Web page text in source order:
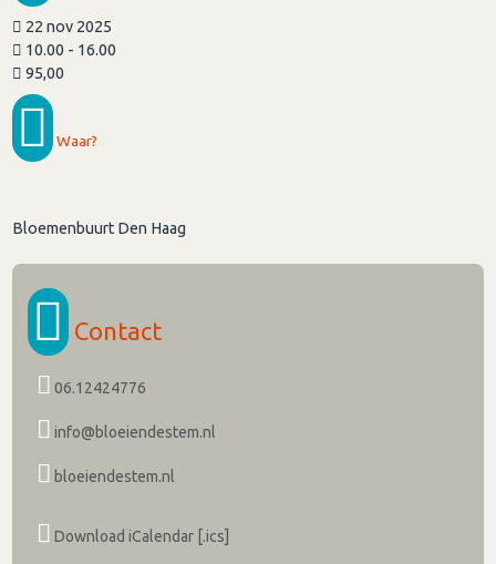
22 nov 2025
10.00 - 16.00
95,00
Waar?
Bloemenbuurt Den Haag
Contact
06.12424776
info@bloeiendestem.nl
bloeiendestem.nl
Download iCalendar [.ics]